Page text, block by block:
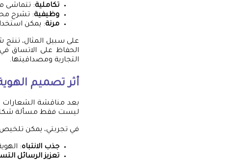
تكاملية: تتماشى
وظيفية: تشرح
مرنة: يمكن
على سبيل المثال،
الحفاظ على الاتساق
التجارية ومصداقيتها.
أثر تصميم
بعد مناقشة الشعارات
ليست فقط مسألة
في تجربتي، يمكن تلخيص
جذب الانتباه:
تعزيز الرسائل